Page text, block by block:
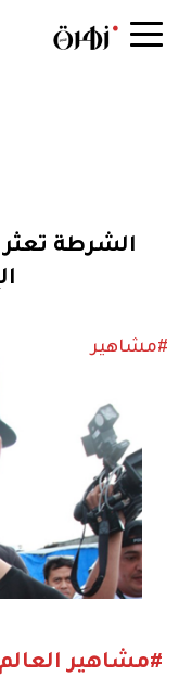
الشرطة تعثر
#مشاهير
#مشاهير العالم